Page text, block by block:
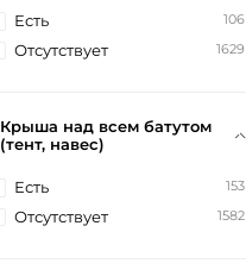
Есть 106
Отсутствует 1629
Крыша над всем батутом
(тент, навес)
Есть 153
Отсутствует 1582